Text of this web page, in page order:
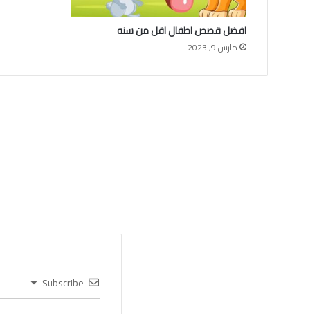
افضل قصص اطفال اقل من سنه
مارس 9, 2023
Subscribe